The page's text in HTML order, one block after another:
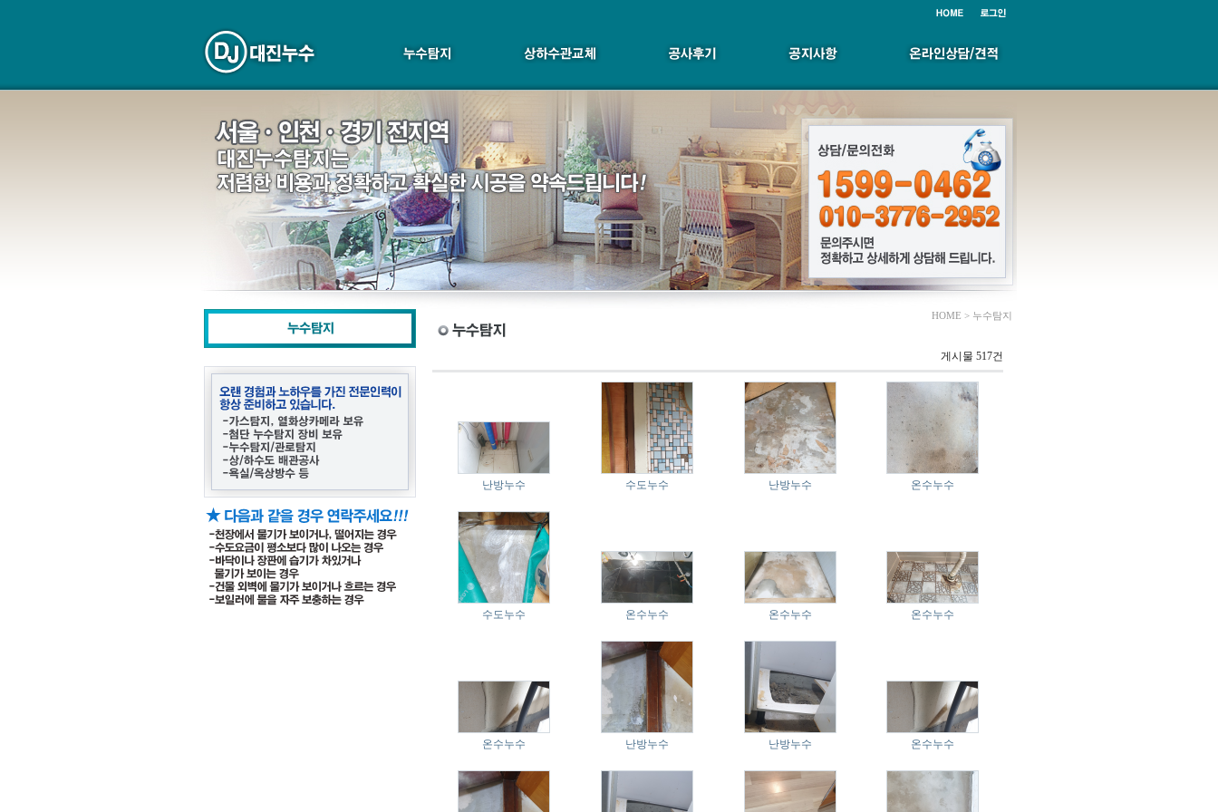
HOME > 누수탐지
게시물 517건
난방누수 수도누수 난방누수 온수누수
수도누수 온수누수 온수누수 온수누수
온수누수 난방누수 난방누수 온수누수